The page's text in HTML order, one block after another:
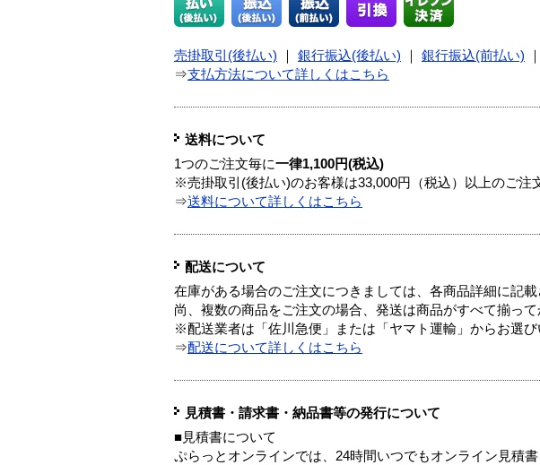
売掛取引(後払い) 銀行振込(後払い) 銀行振込(前払い)
⇒支払方法について詳しくはこちら
送料について
1つのご注文毎に一律1,100円(税込)
※売掛取引(後払い)のお客様は33,000円（税込）以上のご注
⇒送料について詳しくはこちら
配送について
在庫がある場合のご注文につきましては、各商品詳細に記
尚、複数の商品をご注文の場合、発送は商品がすべて揃って
※配送業者は「佐川急便」または「ヤマト運輸」からお選び
⇒配送について詳しくはこちら
見積書・請求書・納品書等の発行について
■見積書について
ぷらっとオンラインでは、24時間いつでもオンライン見積書